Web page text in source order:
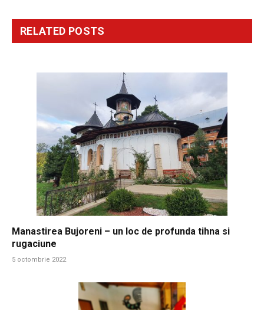
RELATED POSTS
Manastirea Bujoreni – un loc de profunda tihna si
rugaciune
5 octombrie 2022